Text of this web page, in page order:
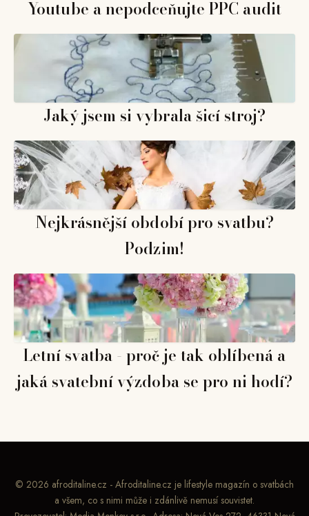
Youtube a nepodceňujte PPC audit
Jaký jsem si vybrala šicí stroj?
Nejkrásnější období pro svatbu?
Podzim!
Letní svatba - proč je tak oblíbená a
jaká svatební výzdoba se pro ni hodí?
© 2026 afroditaline.cz - Afroditaline.cz je lifestyle magazín o svatbách
a všem, co s nimi může i zdánlivě nemusí souvistet.